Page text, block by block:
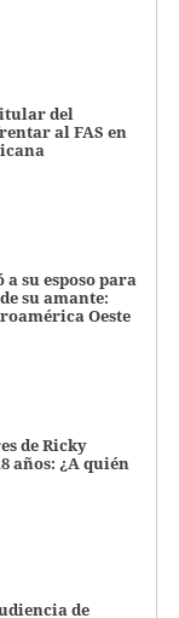
del
al FAS en
su esposo para
su amante:
Oeste
de Ricky
años: ¿A quién
de